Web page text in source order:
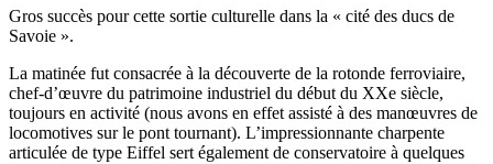
Gros succès pour cette sortie culturelle dans la « cité des ducs de
Savoie ».
La matinée fut consacrée à la découverte de la rotonde ferroviaire,
chef-d’œuvre du patrimoine industriel du début du XXe siècle,
toujours en activité (nous avons en effet assisté à des manœuvres de
locomotives sur le pont tournant). L’impressionnante charpente
articulée de type Eiffel sert également de conservatoire à quelques